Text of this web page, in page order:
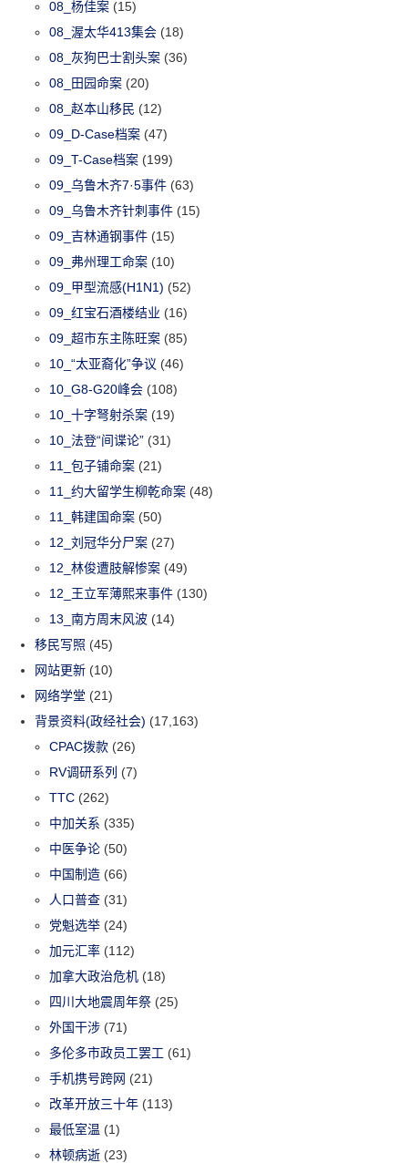
08_杨佳案 (15)
08_渥太华413集会 (18)
08_灰狗巴士割头案 (36)
08_田园命案 (20)
08_赵本山移民 (12)
09_D-Case档案 (47)
09_T-Case档案 (199)
09_乌鲁木齐7·5事件 (63)
09_乌鲁木齐针刺事件 (15)
09_吉林通钢事件 (15)
09_弗州理工命案 (10)
09_甲型流感(H1N1) (52)
09_红宝石酒楼结业 (16)
09_超市东主陈旺案 (85)
10_“太亚裔化”争议 (46)
10_G8-G20峰会 (108)
10_十字弩射杀案 (19)
10_法登“间谍论” (31)
11_包子铺命案 (21)
11_约大留学生柳乾命案 (48)
11_韩建国命案 (50)
12_刘冠华分尸案 (27)
12_林俊遭肢解惨案 (49)
12_王立军薄熙来事件 (130)
13_南方周末风波 (14)
移民写照 (45)
网站更新 (10)
网络学堂 (21)
背景资料(政经社会) (17,163)
CPAC拨款 (26)
RV调研系列 (7)
TTC (262)
中加关系 (335)
中医争论 (50)
中国制造 (66)
人口普查 (31)
党魁选举 (24)
加元汇率 (112)
加拿大政治危机 (18)
四川大地震周年祭 (25)
外国干涉 (71)
多伦多市政员工罢工 (61)
手机携号跨网 (21)
改革开放三十年 (113)
最低室温 (1)
林顿病逝 (23)